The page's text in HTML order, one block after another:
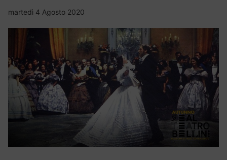
martedì 4 Agosto 2020